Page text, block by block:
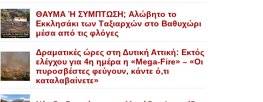
ΘΑΥΜΑ Ή ΣΥΜΠΤΩΣΗ; Aλώβητο το
Eκκλησάκι των Tαξιαρχών στο Bαθυχώρι
μέσα από τις φλόγες
Δραματικές ώρες στη Δυτική Αττική: Εκτός
ελέγχου για 4η ημέρα η «Mega-Fire» – «Οι
πυροσβέστες φεύγουν, κάντε ό,τι
καταλαβαίνετε»